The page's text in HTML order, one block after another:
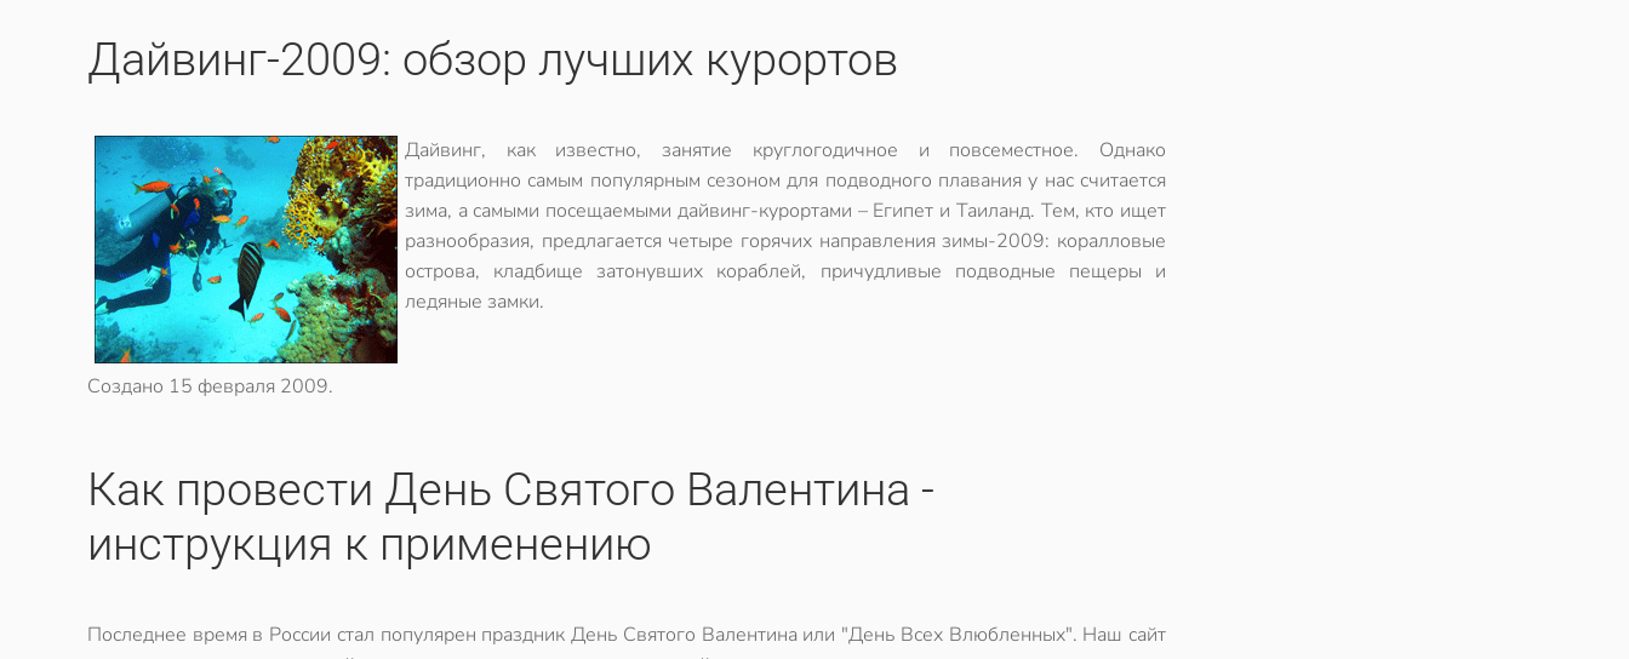
Дайвинг-2009: обзор лучших курортов
Дайвинг, как известно, занятие круглогодичное и повсеместное. Однако
традиционно самым популярным сезоном для подводного плавания у нас считается
зима, а самыми посещаемыми дайвинг-курортами – Египет и Таиланд. Тем, кто ищет
разнообразия, предлагается четыре горячих направления зимы-2009: коралловые
острова, кладбище затонувших кораблей, причудливые подводные пещеры и
ледяные замки.
Создано 15 февраля 2009.
Как провести День Святого Валентина -
инструкция к применению
Последнее время в России стал популярен праздник День Святого Валентина или "День Всех Влюбленных". Наш сайт